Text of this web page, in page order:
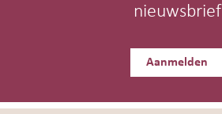
nieuwsbrief
Aanmelden